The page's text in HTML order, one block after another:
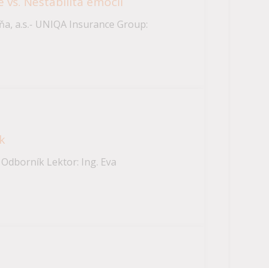
a.s.- UNIQA Insurance Group:
Lektor: Ing. Eva